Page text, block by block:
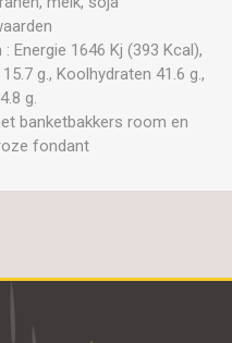
Energie 1646 Kj (393 Kcal),
g., Koolhydraten 41.6 g.,
g.
banketbakkers room en
fondant